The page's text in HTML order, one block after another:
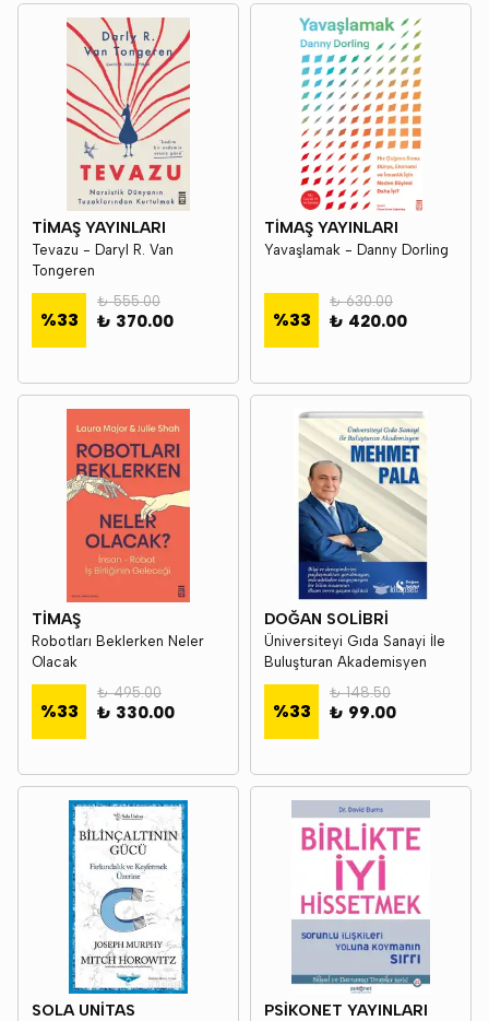
TİMAŞ YAYINLARI
Tevazu - Daryl R. Van
Tongeren
%33
₺ 555.00
₺ 370.00
TİMAŞ YAYINLARI
Yavaşlamak - Danny Dorling
%33
₺ 630.00
₺ 420.00
TİMAŞ
Robotları Beklerken Neler
Olacak
%33
₺ 495.00
₺ 330.00
DOĞAN SOLİBRİ
Üniversiteyi Gıda Sanayi İle
Buluşturan Akademisyen
%33
₺ 148.50
₺ 99.00
SOLA UNİTAS PSİKONET YAYINLARI